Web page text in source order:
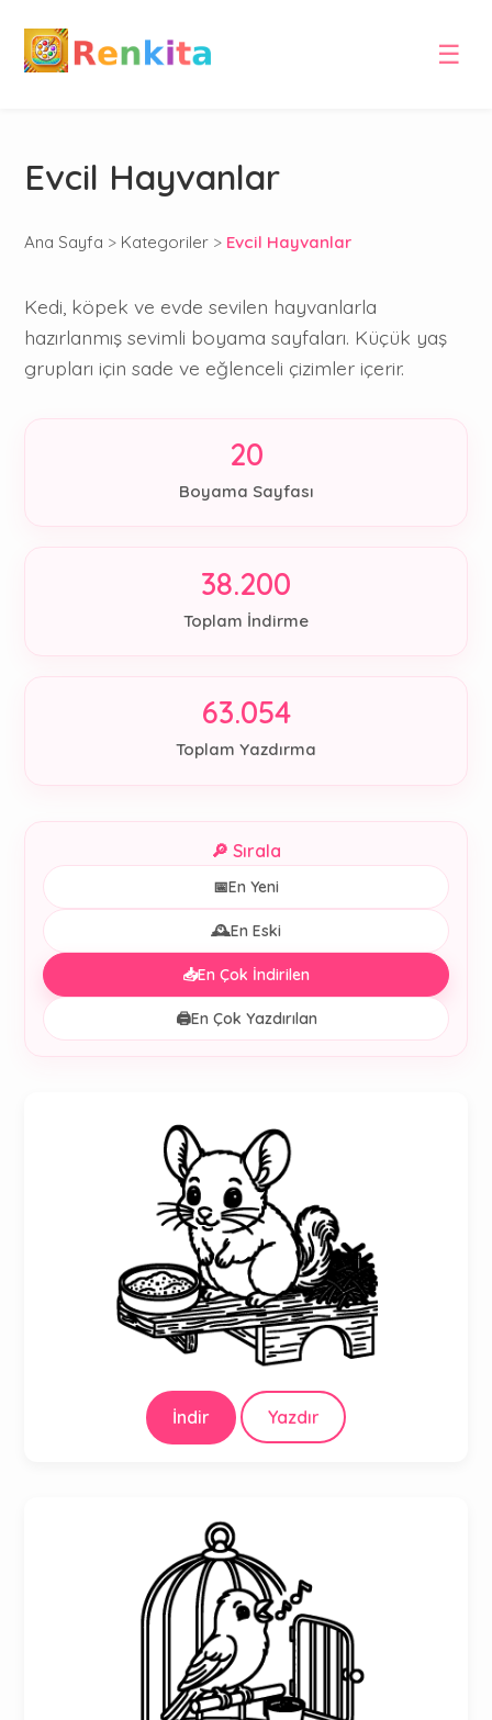
☰
Evcil Hayvanlar
Ana Sayfa > Kategoriler > Evcil Hayvanlar
Kedi, köpek ve evde sevilen hayvanlarla
hazırlanmış sevimli boyama sayfaları. Küçük yaş
grupları için sade ve eğlenceli çizimler içerir.
20
Boyama Sayfası
38.200
Toplam İndirme
63.054
Toplam Yazdırma
🔎 Sırala
📅En Yeni
🕰️En Eski
📥En Çok İndirilen
🖨️En Çok Yazdırılan
İndir Yazdır